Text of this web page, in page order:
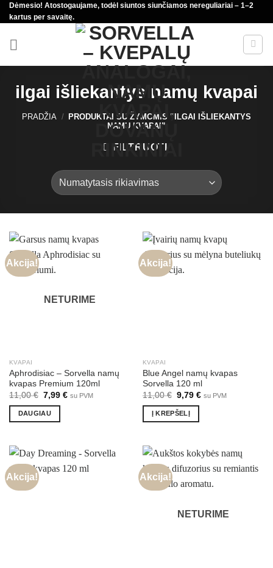
Skip
to
content
Dėmesio! Atostogaujame, todėl siuntos siunčiamos nereguliariai – 1–2
kartus per savaitę.
ilgai išliekantys namų kvapai
PRADŽIA /
PRODUKTAI SU ŽYMOMIS “ILGAI IŠLIEKANTYS
NAMŲ KVAPAI”
FILTRUOTI
Akcija!
NETURIME
KVAPAI
Aphrodisiac – Sorvella namų
kvapas Premium 120ml
11,00€ Original
price
was:
11,00 €.
7,99 €Current
su PVM
DAUGIAU
Akcija!
KVAPAI
Blue Angel namų kvapas
Sorvella 120 ml
11,00€ Original
price
was:
11,00 €.
9,79 €Current
su PVM
Į KREPŠELĮ
Akcija! Akcija!
NETURIME